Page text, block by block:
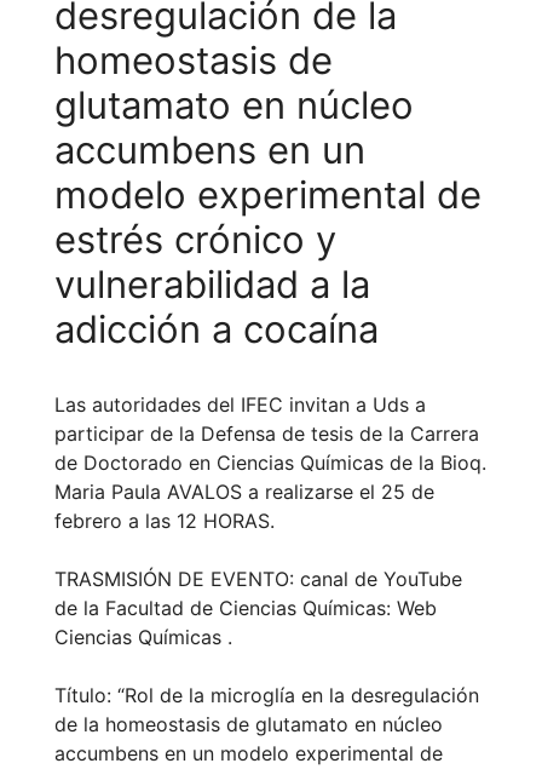
desregulación de la
homeostasis de
glutamato en núcleo
accumbens en un
modelo experimental de
estrés crónico y
vulnerabilidad a la
adicción a cocaína
Las autoridades del IFEC invitan a Uds a
participar de la Defensa de tesis de la Carrera
de Doctorado en Ciencias Químicas de la Bioq.
Maria Paula AVALOS a realizarse el 25 de
febrero a las 12 HORAS.
TRASMISIÓN DE EVENTO: canal de YouTube
de la Facultad de Ciencias Químicas: Web
Ciencias Químicas .
Título: “Rol de la microglía en la desregulación
de la homeostasis de glutamato en núcleo
accumbens en un modelo experimental de